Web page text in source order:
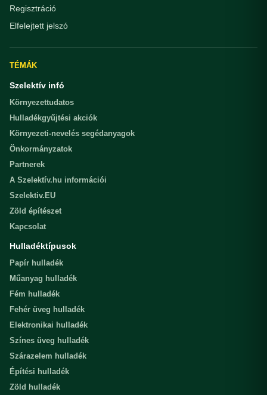
Regisztráció
Elfelejtett jelszó
TÉMÁK
Szelektív infó
Környezettudatos
Hulladékgyűjtési akciók
Környezeti-nevelés segédanyagok
Önkormányzatok
Partnerek
A Szelektív.hu információi
Szelektiv.EU
Zöld építészet
Kapcsolat
Hulladéktípusok
Papír hulladék
Műanyag hulladék
Fém hulladék
Fehér üveg hulladék
Elektronikai hulladék
Színes üveg hulladék
Szárazelem hulladék
Építési hulladék
Zöld hulladék